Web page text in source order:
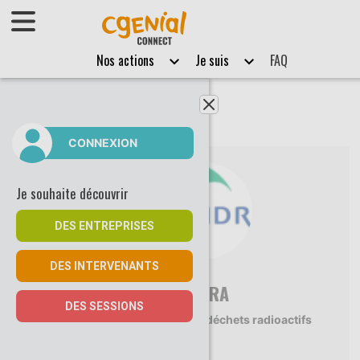
Afficher le menu
Nos actions Je suis FAQ
Fermer le menu
CONNEXION
Je souhaite découvrir
DES ENTREPRISES
DES INTERVENANTS
DES SESSIONS
ANDRA
Traitement des déchets radioactifs